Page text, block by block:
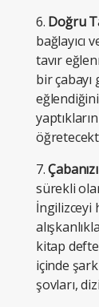
6. Doğru
bağlayıcı
tavır
bir
7.
sürekli
İngilizceyi
kitap
içinde
şovları,